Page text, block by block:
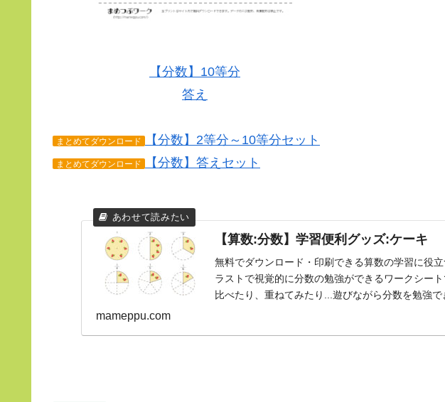
【分数】10等分
答え
まとめてダウンロード 【分数】2等分～10等分セット
まとめてダウンロード 【分数】答えセット
【算数:分数】学習便利グッズ:ケーキ
無料でダウンロード・印刷できる算数の学習に役
ラストで視覚的に分数の勉強ができるワークシー
比べたり、重ねてみたり...遊びながら分数を勉強で
mameppu.com